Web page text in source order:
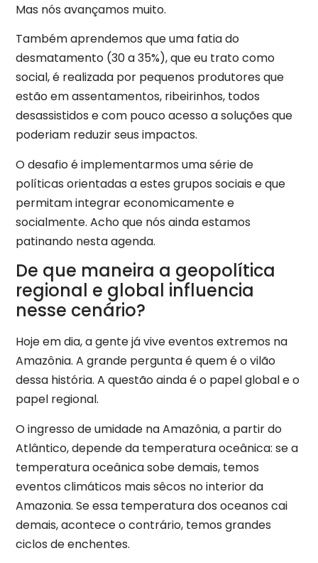
Mas nós avançamos muito.
Também aprendemos que uma fatia do
desmatamento (30 a 35%), que eu trato como
social, é realizada por pequenos produtores que
estão em assentamentos, ribeirinhos, todos
desassistidos e com pouco acesso a soluções que
poderiam reduzir seus impactos.
O desafio é implementarmos uma série de
políticas orientadas a estes grupos sociais e que
permitam integrar economicamente e
socialmente. Acho que nós ainda estamos
patinando nesta agenda.
De que maneira a geopolítica
regional e global influencia
nesse cenário?
Hoje em dia, a gente já vive eventos extremos na
Amazônia. A grande pergunta é quem é o vilão
dessa história. A questão ainda é o papel global e o
papel regional.
O ingresso de umidade na Amazônia, a partir do
Atlântico, depende da temperatura oceânica: se a
temperatura oceânica sobe demais, temos
eventos climáticos mais sêcos no interior da
Amazonia. Se essa temperatura dos oceanos cai
demais, acontece o contrário, temos grandes
ciclos de enchentes.